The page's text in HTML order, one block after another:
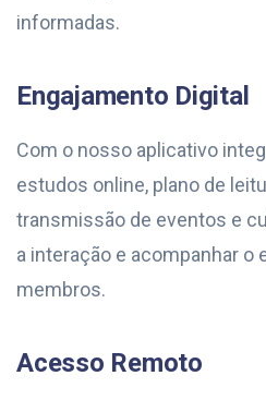
informadas.
Engajamento Digital
Com o nosso aplicativo
estudos online, plano de
transmissão de eventos e
a interação e acompanhar o
membros.
Acesso Remoto